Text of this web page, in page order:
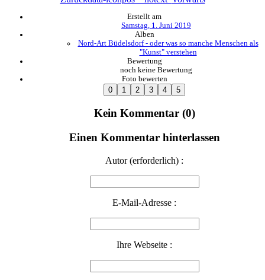
Erstellt am
Samstag, 1. Juni 2019
Alben
Nord-Art Büdelsdorf - oder was so manche Menschen als
"Kunst" verstehen
Bewertung
noch keine Bewertung
Foto bewerten
Kein Kommentar (0)
Einen Kommentar hinterlassen
Autor (erforderlich) :
E-Mail-Adresse :
Ihre Webseite :